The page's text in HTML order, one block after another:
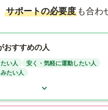
サポートの必要度 も合わ
おすすめの人
い人
安く・気軽に運動したい人
たい人